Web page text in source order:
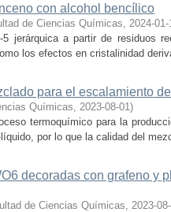
con alcohol bencílico
de Ciencias Químicas, 2024-01-
jerárquica a partir de residuos
los efectos en cristalinidad
para el escalamiento
Químicas, 2023-08-01)
termoquímico para la
por lo que la calidad del
decoradas con grafeno y
de Ciencias Químicas, 2023-